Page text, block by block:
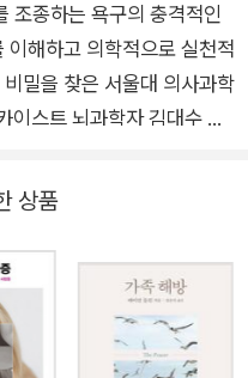
조종하는 욕구의 충격적인
스트 뇌과학자 김대수 ★
문이다. 먹는 일은 인간관
과, 의료비, 빈부 격차 등 삶
은 쾌락을 추구하도록 진
상품